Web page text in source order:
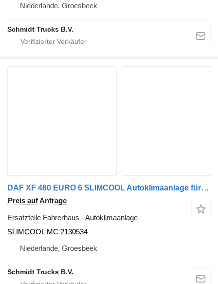
Niederlande, Groesbeek
Schmidt Trucks B.V.
DAF XF 480 EURO 6 SLIMCOOL Autoklimaanlage für LKW
Preis auf Anfrage
Ersatzteile Fahrerhaus - Autoklimaanlage
SLIMCOOL MC 2130534
Niederlande, Groesbeek
Schmidt Trucks B.V.